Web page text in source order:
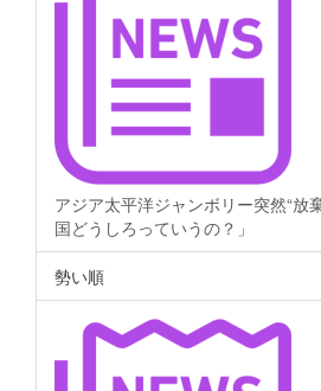
アジア太平洋ジャンボリー突然“放
国どうしろっていうの？」
勢い順